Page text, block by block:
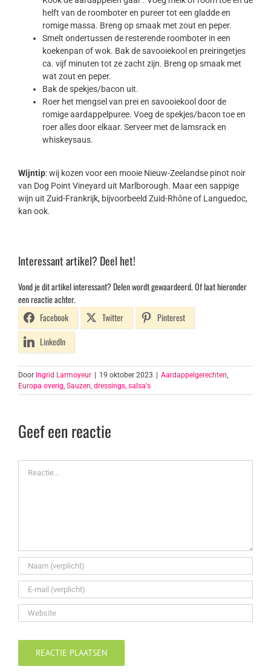
helft van de roomboter en pureer tot een gladde en
romige massa. Breng op smaak met zout en peper.
Smelt ondertussen de resterende roomboter in een
koekenpan of wok. Bak de savooiekool en preiringetjes
ca. vijf minuten tot ze zacht zijn. Breng op smaak met
wat zout en peper.
Bak de spekjes/bacon uit.
Roer het mengsel van prei en savooiekool door de
romige aardappelpuree. Voeg de spekjes/bacon toe en
roer alles door elkaar. Serveer met de lamsrack en
whiskeysaus.
Wijntip: wij kozen voor een mooie Nieuw-Zeelandse pinot noir
van Dog Point Vineyard uit Marlborough. Maar een sappige
wijn uit Zuid-Frankrijk, bijvoorbeeld Zuid-Rhône of Languedoc,
kan ook.
Interessant artikel? Deel het!
Vond je dit artikel interessant? Delen wordt gewaardeerd. Of laat hieronder
een reactie achter.
Facebook
Twitter
Pinterest
LinkedIn
Door Ingrid Larmoyeur 19 oktober 2023 Aardappelgerechten,
Europa overig, Sauzen, dressings, salsa's
Geef een reactie